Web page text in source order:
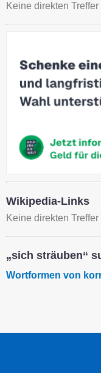
Keine direkten Treffer
Wikipedia-Links
Keine direkten Treffer
„sich sträuben“
Wortformen von